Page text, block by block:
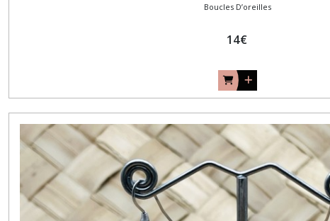
Boucles D’oreilles
14€